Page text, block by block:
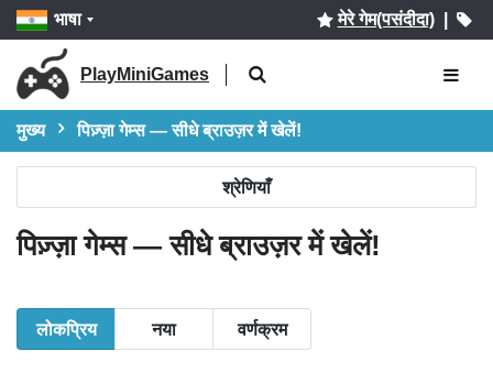
भाषा मेरे गेम(पसंदीदा)|
PlayMiniGames
मुख्य पिज़्ज़ा गेम्स — सीधे ब्राउज़र में खेलें!
श्रेणियाँ
पिज़्ज़ा गेम्स — सीधे ब्राउज़र में खेलें!
लोकप्रिय नया वर्णक्रम